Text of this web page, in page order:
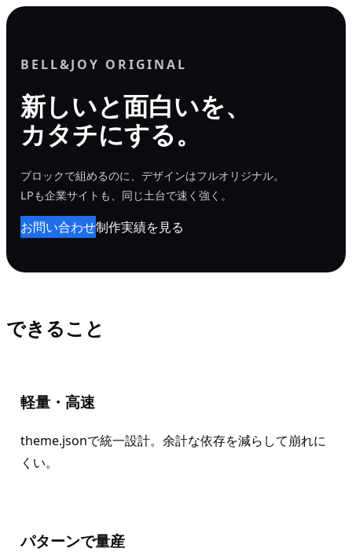
内
BELL&JOY ORIGINAL
新しいと面白いを、
カタチにする。
ブロックで組めるのに、デザインはフルオリジナル。
LPも企業サイトも、同じ土台で速く強く。
お問い合わせ制作実績を見る
できること
軽量・高速
theme.jsonで統一設計。余計な依存を減らして崩れに
くい。
パターンで量産